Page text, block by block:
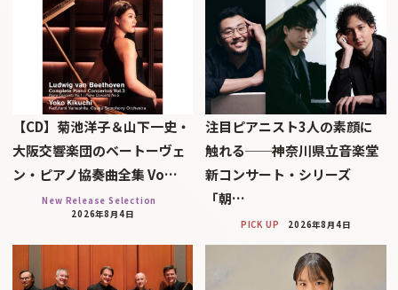
【CD】菊池洋子＆山下一史・
大阪交響楽団のベートーヴェ
ン・ピアノ協奏曲全集 Vo…
New Release Selection
2026年8月4日
注目ピアニスト3人の素顔に
触れる──神奈川県立音楽堂
新コンサート・シリーズ
「朝…
PICK UP 2026年8月4日